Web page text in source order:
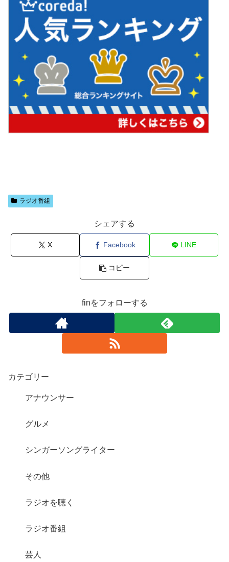
ラジオ番組
シェアする
X Facebook LINE
コピー
finをフォローする
カテゴリー
アナウンサー
グルメ
シンガーソングライター
その他
ラジオを聴く
ラジオ番組
芸人